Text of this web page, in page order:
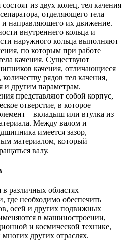
из двух колец, тел качения
отделяющего тела
и направляющего их движение.
внутреннего кольца и
наружного кольца выполняют
по которым при работе
качения. Существуют
качения, отличающиеся
рядов тел качения,
и другим параметрам.
представляют собой корпус,
отверстие, в которое
– вкладыш или втулка из
Между валом и
имеется зазор,
материалом, который
валу.
различных областях
необходимо обеспечить
осей и других подвижных
в машиностроении,
и космической технике,
других отраслях.